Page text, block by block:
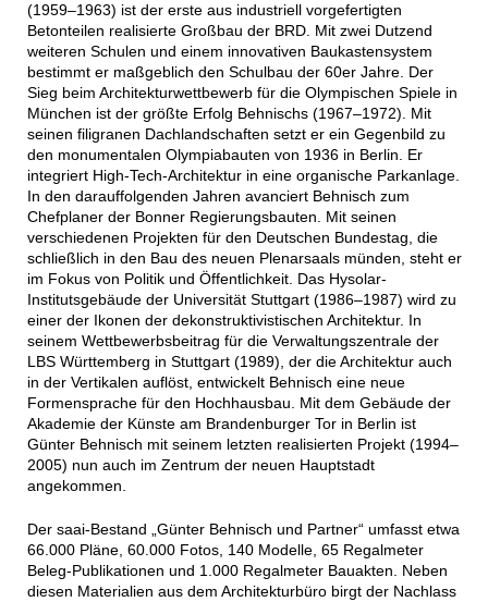
(1959–1963) ist der erste aus industriell vorgefertigten
Betonteilen realisierte Großbau der BRD. Mit zwei Dutzend
weiteren Schulen und einem innovativen Baukastensystem
bestimmt er maßgeblich den Schulbau der 60er Jahre. Der
Sieg beim Architekturwettbewerb für die Olympischen Spiele in
München ist der größte Erfolg Behnischs (1967–1972). Mit
seinen filigranen Dachlandschaften setzt er ein Gegenbild zu
den monumentalen Olympiabauten von 1936 in Berlin. Er
integriert High-Tech-Architektur in eine organische Parkanlage.
In den darauffolgenden Jahren avanciert Behnisch zum
Chefplaner der Bonner Regierungsbauten. Mit seinen
verschiedenen Projekten für den Deutschen Bundestag, die
schließlich in den Bau des neuen Plenarsaals münden, steht er
im Fokus von Politik und Öffentlichkeit. Das Hysolar-
Institutsgebäude der Universität Stuttgart (1986–1987) wird zu
einer der Ikonen der dekonstruktivistischen Architektur. In
seinem Wettbewerbsbeitrag für die Verwaltungszentrale der
LBS Württemberg in Stuttgart (1989), der die Architektur auch
in der Vertikalen auflöst, entwickelt Behnisch eine neue
Formensprache für den Hochhausbau. Mit dem Gebäude der
Akademie der Künste am Brandenburger Tor in Berlin ist
Günter Behnisch mit seinem letzten realisierten Projekt (1994–
2005) nun auch im Zentrum der neuen Hauptstadt
angekommen.
Der saai-Bestand „Günter Behnisch und Partner“ umfasst etwa
66.000 Pläne, 60.000 Fotos, 140 Modelle, 65 Regalmeter
Beleg-Publikationen und 1.000 Regalmeter Bauakten. Neben
diesen Materialien aus dem Architekturbüro birgt der Nachlass